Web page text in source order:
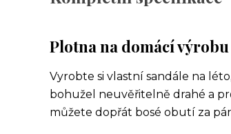
Plotna na domácí
Vyrobte si vlastní sandále na
bohužel neuvěřitelně drahé a
můžete dopřát bosé obutí za